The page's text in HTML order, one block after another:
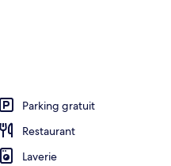
Parking gratuit
Restaurant
Laverie